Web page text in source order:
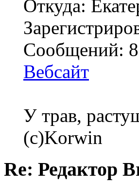
Откуда:
Сообщений:
Вебсайт
У трав,
(с)Korwin
Re: Редактор